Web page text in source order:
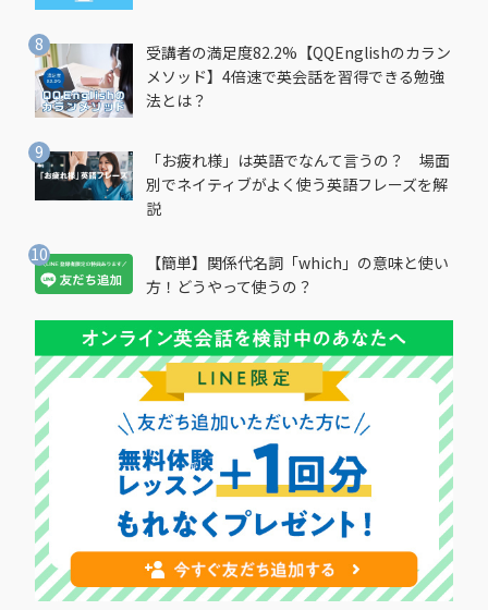
受講者の満足度82.2%【QQEnglishのカラン
メソッド】4倍速で英会話を習得できる勉強
法とは？
「お疲れ様」は英語でなんて言うの？ 場面
別でネイティブがよく使う英語フレーズを解
説
【簡単】関係代名詞「which」の意味と使い
方！どうやって使うの？